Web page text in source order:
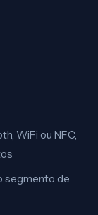
WiFi ou NFC,
segmento de